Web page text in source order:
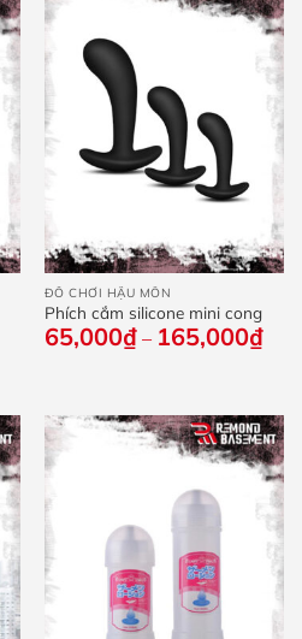
ĐỒ CHƠI HẬU MÔN
Phích cắm silicone mini cong
65,000₫ – 165,000₫
giá:
đến